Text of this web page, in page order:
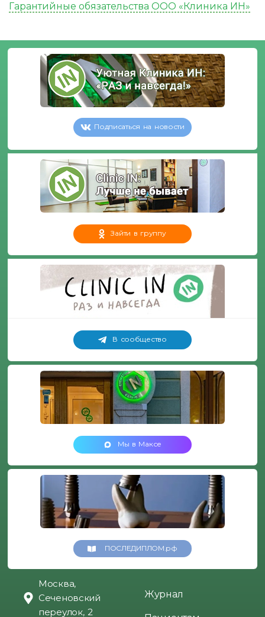
Гарантийные обязательства ООО «Клиника ИН»
Подписаться на новости
Зайти в группу
В сообщество
Мы в Максе
ПОСЛЕДИПЛОМ.рф
Москва,
Сеченовский
переулок, 2
Журнал